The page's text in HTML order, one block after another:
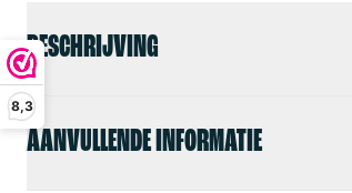
8,3
BESCHRIJVING
AANVULLENDE INFORMATIE